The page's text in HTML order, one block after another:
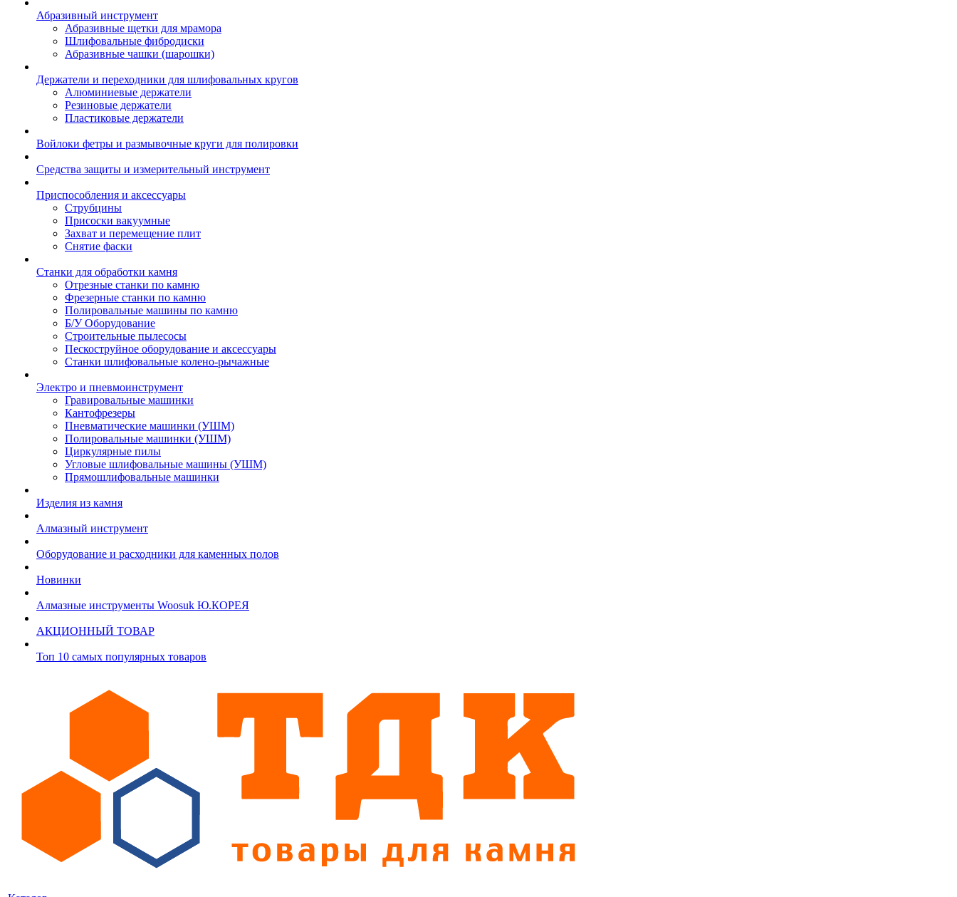
Абразивный инструмент
Абразивные щетки для мрамора
Шлифовальные фибродиски
Абразивные чашки (шарошки)
Держатели и переходники для шлифовальных кругов
Алюминиевые держатели
Резиновые держатели
Пластиковые держатели
Войлоки фетры и размывочные круги для полировки
Средства защиты и измерительный инструмент
Приспособления и аксессуары
Струбцины
Присоски вакуумные
Захват и перемещение плит
Снятие фаски
Станки для обработки камня
Отрезные станки по камню
Фрезерные станки по камню
Полировальные машины по камню
Б/У Оборудование
Строительные пылесосы
Пескоструйное оборудование и аксессуары
Станки шлифовальные колено-рычажные
Электро и пневмоинструмент
Гравировальные машинки
Кантофрезеры
Пневматические машинки (УШМ)
Полировальные машинки (УШМ)
Циркулярные пилы
Угловые шлифовальные машины (УШМ)
Прямошлифовальные машинки
Изделия из камня
Алмазный инструмент
Оборудование и расходники для каменных полов
Новинки
Алмазные инструменты Woosuk Ю.КОРЕЯ
АКЦИОННЫЙ ТОВАР
Топ 10 самых популярных товаров